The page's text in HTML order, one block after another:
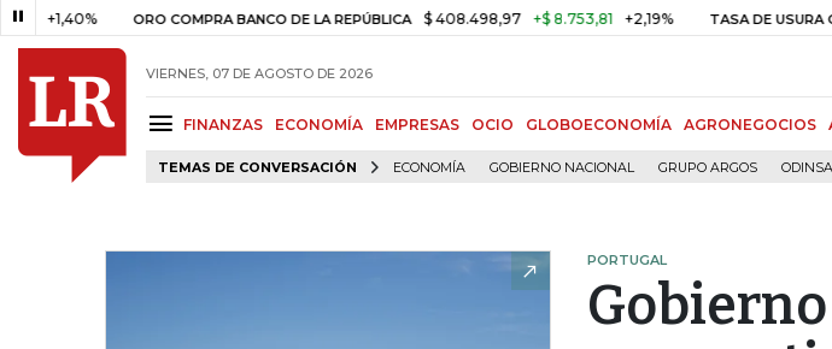
ORO COMPRA BANCO DE LA REPÚBLICA $ 408.498,97 +$ 8.753,81 +2,19% TASA DE USURA CRÉDITO
VIERNES, 07 DE AGOSTO DE 2026
FINANZAS ECONOMÍA EMPRESAS OCIO GLOBOECONOMÍA AGRONEGOCIOS
TEMAS DE CONVERSACIÓN ECONOMÍA GOBIERNO NACIONAL GRUPO ARGOS ODINSA
PORTUGAL